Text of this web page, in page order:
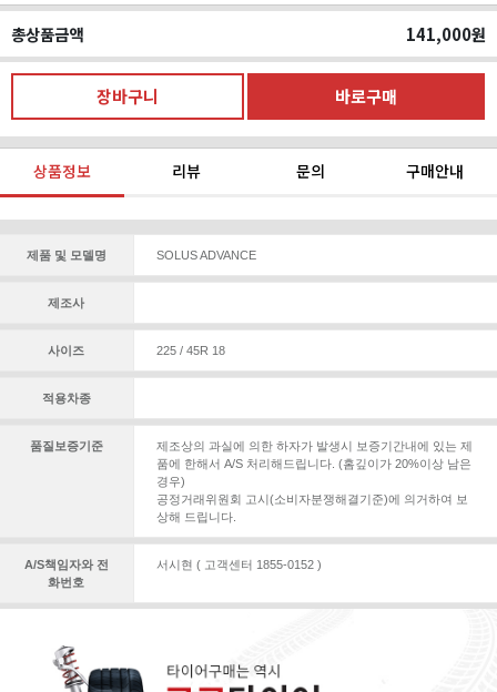
총상품금액 141,000원
상품정보 리뷰 문의 구매안내
제품 및 모델명 SOLUS ADVANCE
제조사
사이즈 225 / 45R 18
적용차종
품질보증기준
제조상의 과실에 의한 하자가 발생시 보증기간내에 있는 제
품에 한해서 A/S 처리해드립니다. (홈깊이가 20%이상 남은
경우)
공정거래위원회 고시(소비자분쟁해결기준)에 의거하여 보
상해 드립니다.
A/S책임자와 전
화번호
서시현 ( 고객센터 1855-0152 )